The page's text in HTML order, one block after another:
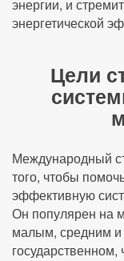
энергии, и
энергетической
Цели
Международный
того, чтобы
эффективную
Он популярен на
малым, средним и